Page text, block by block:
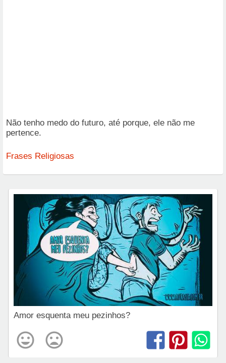
Não tenho medo do futuro, até porque, ele não me
pertence.
Frases Religiosas
Amor esquenta meu pezinhos?